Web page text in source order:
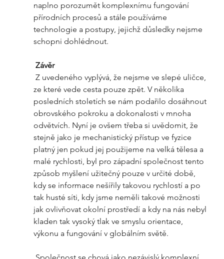
naplno porozumět komplexnímu fungování
přírodních procesů a stále používáme
technologie a postupy, jejichž důsledky nejsme
schopni dohlédnout.
Závěr
ze které vede cesta pouze zpět. V několika
posledních stoletích se nám podařilo dosáhnout
obrovského pokroku a dokonalosti v mnoha
odvětvích. Nyní je ovšem třeba si uvědomit, že
stejně jako je mechanistický přístup ve fyzice
platný jen pokud jej použijeme na velká tělesa a
malé rychlosti, byl pro západní společnost tento
způsob myšlení užitečný pouze v určité době,
kdy se informace nešířily takovou rychlostí a po
tak husté síti, kdy jsme neměli takové možnosti
jak ovlivňovat okolní prostředí a kdy na nás nebyl
kladen tak vysoký tlak ve smyslu orientace,
výkonu a fungování v globálním světě.